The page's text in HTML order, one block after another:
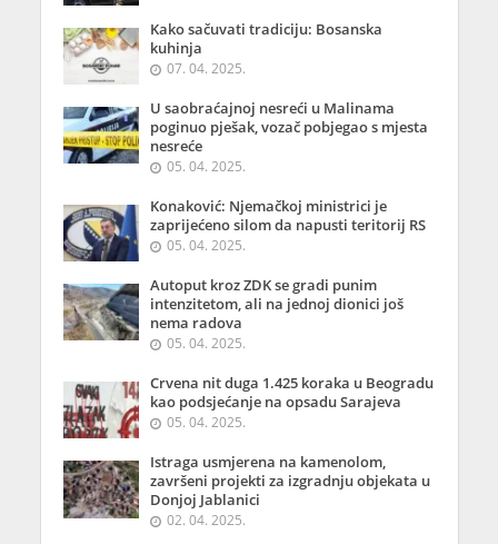
Kako sačuvati tradiciju: Bosanska
kuhinja
07. 04. 2025.
U saobraćajnoj nesreći u Malinama
poginuo pješak, vozač pobjegao s mjesta
nesreće
05. 04. 2025.
Konaković: Njemačkoj ministrici je
zaprijećeno silom da napusti teritorij RS
05. 04. 2025.
Autoput kroz ZDK se gradi punim
intenzitetom, ali na jednoj dionici još
nema radova
05. 04. 2025.
Crvena nit duga 1.425 koraka u Beogradu
kao podsjećanje na opsadu Sarajeva
05. 04. 2025.
Istraga usmjerena na kamenolom,
završeni projekti za izgradnju objekata u
Donjoj Jablanici
02. 04. 2025.